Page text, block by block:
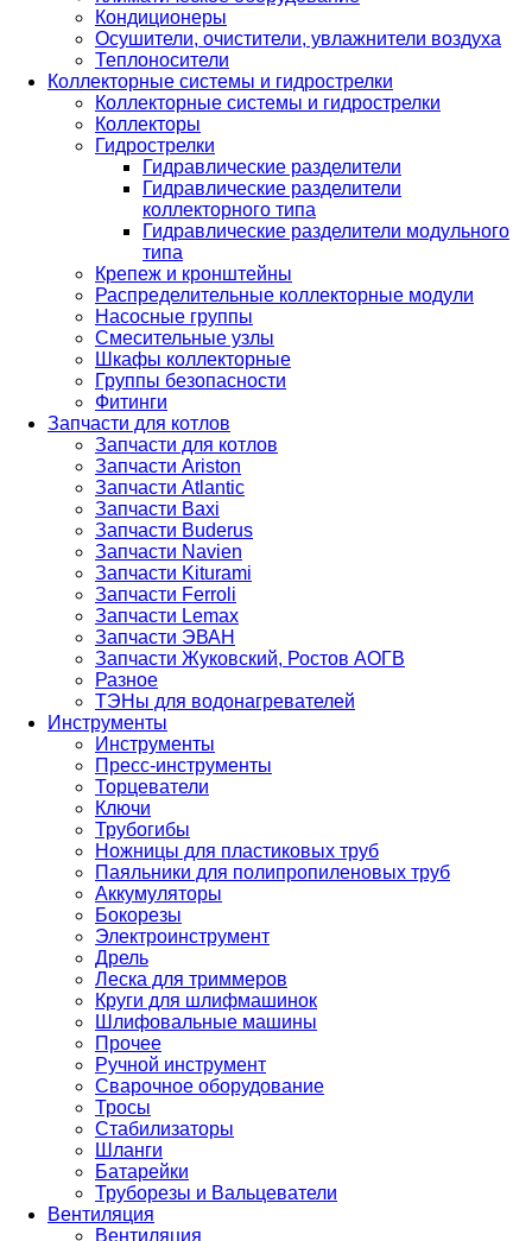
Кондиционеры
Осушители, очистители, увлажнители воздуха
Теплоносители
Коллекторные системы и гидрострелки
Коллекторные системы и гидрострелки
Коллекторы
Гидрострелки
Гидравлические разделители
Гидравлические разделители
коллекторного типа
Гидравлические разделители модульного
типа
Крепеж и кронштейны
Распределительные коллекторные модули
Насосные группы
Смесительные узлы
Шкафы коллекторные
Группы безопасности
Фитинги
Запчасти для котлов
Запчасти для котлов
Запчасти Ariston
Запчасти Atlantic
Запчасти Baxi
Запчасти Buderus
Запчасти Navien
Запчасти Kiturami
Запчасти Ferroli
Запчасти Lemax
Запчасти ЭВАН
Запчасти Жуковский, Ростов АОГВ
Разное
ТЭНы для водонагревателей
Инструменты
Инструменты
Пресс-инструменты
Торцеватели
Ключи
Трубогибы
Ножницы для пластиковых труб
Паяльники для полипропиленовых труб
Аккумуляторы
Бокорезы
Электроинструмент
Дрель
Леска для триммеров
Круги для шлифмашинок
Шлифовальные машины
Прочее
Ручной инструмент
Сварочное оборудование
Тросы
Стабилизаторы
Шланги
Батарейки
Труборезы и Вальцеватели
Вентиляция
Вентиляция